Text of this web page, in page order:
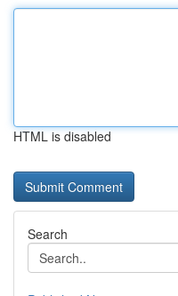
HTML is disabled
Search